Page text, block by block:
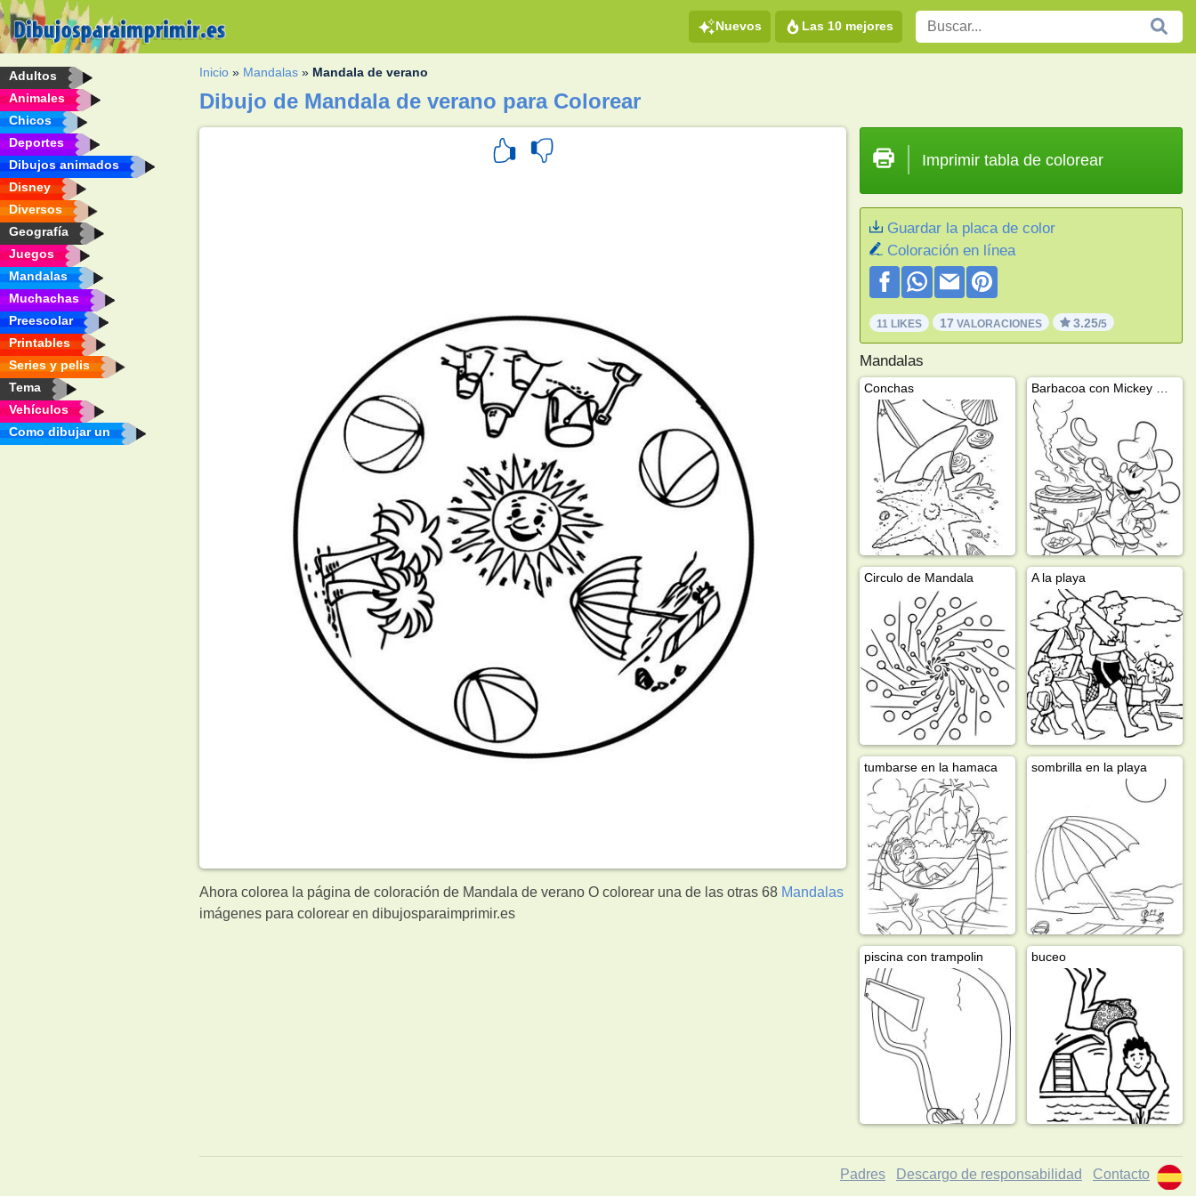
Nuevos Las 10 mejores
Adultos
Animales
Chicos
Deportes
Dibujos animados
Disney
Diversos
Geografía
Juegos
Mandalas
Muchachas
Preescolar
Printables
Series y pelis
Tema
Vehículos
Como dibujar un
Inicio » Mandalas » Mandala de verano
Dibujo de Mandala de verano para Colorear
Ahora colorea la página de coloración de Mandala de verano O colorear una de las otras 68 Mandalas
imágenes para colorear en dibujosparaimprimir.es
Imprimir tabla de colorear
Guardar la placa de color
Coloración en línea
11 LIKES 17 VALORACIONES 3.25/5
Mandalas
Conchas
Circulo de Mandala A la playa
tumbarse en la hamaca sombrilla en la playa
piscina con trampolin buceo
Padres Descargo de responsabilidad Contacto